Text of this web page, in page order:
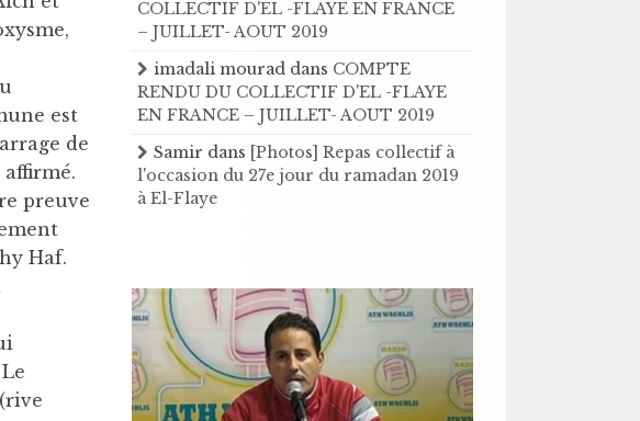
est
de
affirmé.
preuve
Haf.
COLLECTIF D'EL -FLAYE EN FRANCE
– JUILLET- AOUT 2019
imadali mourad dans COMPTE
RENDU DU COLLECTIF D'EL -FLAYE
EN FRANCE – JUILLET- AOUT 2019
Samir dans [Photos] Repas collectif à
l'occasion du 27e jour du ramadan 2019
à El-Flaye